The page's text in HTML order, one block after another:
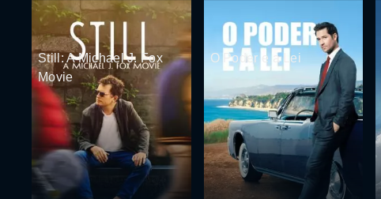
Still: A Michael J. Fox
Movie
O Poder e a Lei